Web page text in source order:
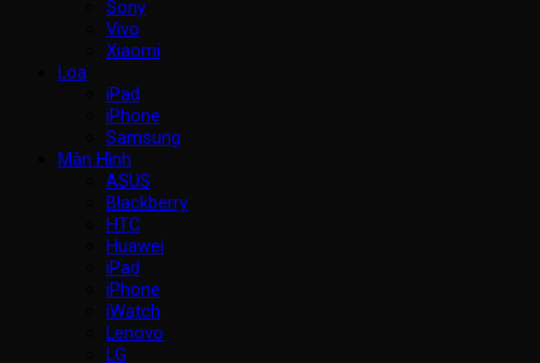
Sony
Vivo
Xiaomi
Loa
iPad
iPhone
Samsung
Màn Hình
ASUS
Blackberry
HTC
Huawei
iPad
iPhone
iWatch
Lenovo
LG